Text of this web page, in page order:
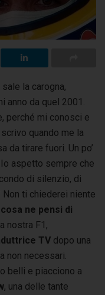
la carogna,
anno da quel 2001.
perché mi conosci e
quando me la
da tirare fuori. Un po’
Io aspetto sempre che
di silenzio, di
ti chiederei niente
ne pensi di
nostra F1,
TV dopo una
non necessari.
belli e piacciono a
, una delle tante